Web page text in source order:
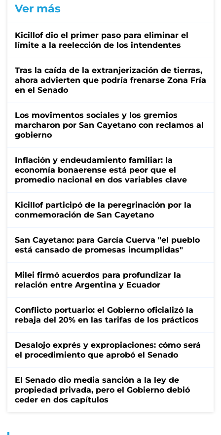
Ver más
Kicillof dio el primer paso para eliminar el
límite a la reelección de los intendentes
Tras la caída de la extranjerización de tierras,
ahora advierten que podría frenarse Zona Fría
en el Senado
Los movimentos sociales y los gremios
marcharon por San Cayetano con reclamos al
gobierno
Inflación y endeudamiento familiar: la
economía bonaerense está peor que el
promedio nacional en dos variables clave
Kicillof participó de la peregrinación por la
conmemoración de San Cayetano
San Cayetano: para García Cuerva "el pueblo
está cansado de promesas incumplidas"
Milei firmó acuerdos para profundizar la
relación entre Argentina y Ecuador
Conflicto portuario: el Gobierno oficializó la
rebaja del 20% en las tarifas de los prácticos
Desalojo exprés y expropiaciones: cómo será
el procedimiento que aprobó el Senado
El Senado dio media sanción a la ley de
propiedad privada, pero el Gobierno debió
ceder en dos capítulos